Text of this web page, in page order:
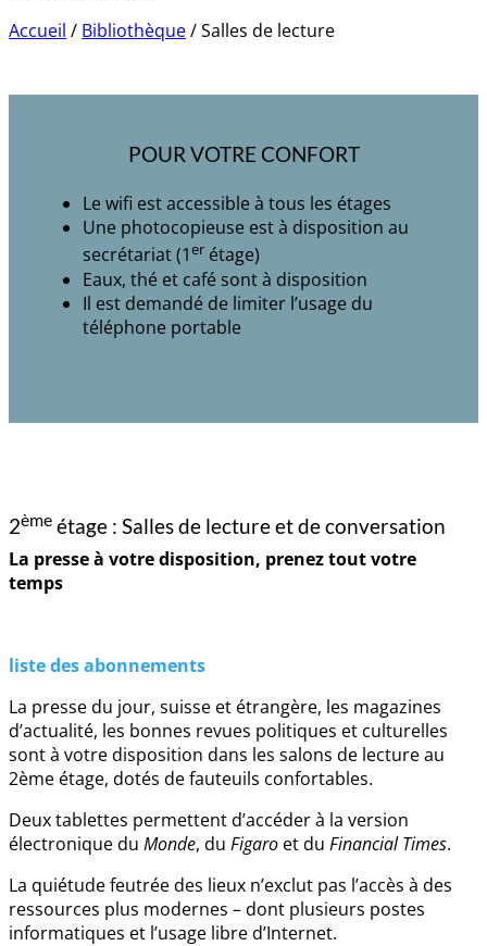
Accueil / Bibliothèque/Salles de lecture
POUR VOTRE CONFORT
Le wifi est accessible à tous les étages
Une photocopieuse est à disposition au
secrétariat (1er étage)
Eaux, thé et café sont à disposition
Il est demandé de limiter l’usage du
téléphone portable
2ème étage : Salles de lecture et de conversation
La presse à votre disposition, prenez tout votre
temps
liste des abonnements
La presse du jour, suisse et étrangère, les magazines
d’actualité, les bonnes revues politiques et culturelles
sont à votre disposition dans les salons de lecture au
2ème étage, dotés de fauteuils confortables.
Deux tablettes permettent d’accéder à la version
électronique du Monde, du Figaro et du Financial Times.
La quiétude feutrée des lieux n’exclut pas l’accès à des
ressources plus modernes – dont plusieurs postes
informatiques et l’usage libre d’Internet.